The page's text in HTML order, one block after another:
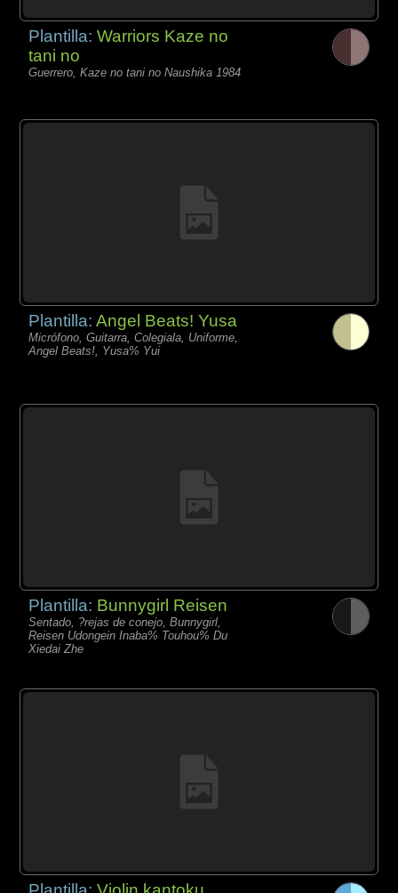
Plantilla:Warriors Kaze no
tani no
Guerrero, Kaze no tani no Naushika 1984
Plantilla:Angel Beats! Yusa
Micrófono, Guitarra, Colegiala, Uniforme,
Angel Beats!, Yusa% Yui
Plantilla: Bunnygirl Reisen
Sentado, ?rejas de conejo, Bunnygirl,
Reisen Udongein Inaba% Touhou% Du
Xiedai Zhe